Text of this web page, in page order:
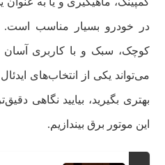
در خودرو بسیار مناسب است.
کوچک، سبک و با کاربری آسان
می‌تواند یکی از انتخاب‌های
بهتری بگیرید، بیایید نگاهی
این موتور برق بیندازیم.